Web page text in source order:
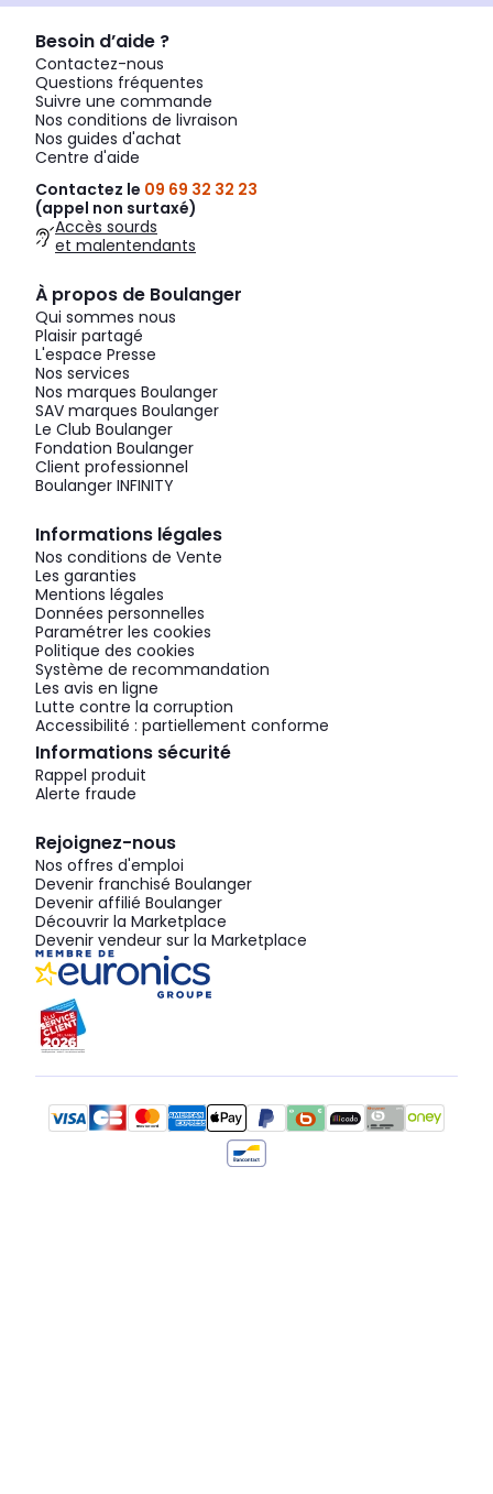
Besoin d’aide ?
Contactez-nous
Questions fréquentes
Suivre une commande
Nos conditions de livraison
Nos guides d'achat
Centre d'aide
Contactez le 09 69 32 32 23
(appel non surtaxé)
Accès sourds
et malentendants
À propos de Boulanger
Qui sommes nous
Plaisir partagé
L'espace Presse
Nos services
Nos marques Boulanger
SAV marques Boulanger
Le Club Boulanger
Fondation Boulanger
Client professionnel
Boulanger INFINITY
Informations légales
Nos conditions de Vente
Les garanties
Mentions légales
Données personnelles
Paramétrer les cookies
Politique des cookies
Système de recommandation
Les avis en ligne
Lutte contre la corruption
Accessibilité : partiellement conforme
Informations sécurité
Rappel produit
Alerte fraude
Rejoignez-nous
Nos offres d'emploi
Devenir franchisé Boulanger
Devenir affilié Boulanger
Découvrir la Marketplace
Devenir vendeur sur la Marketplace